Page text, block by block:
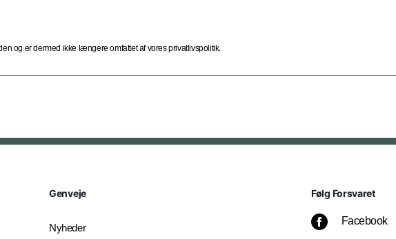
og er dermed ikke længere omfattet af vores privatlivspolitik.
Genveje
Nyheder
Følg Forsvaret
Facebook